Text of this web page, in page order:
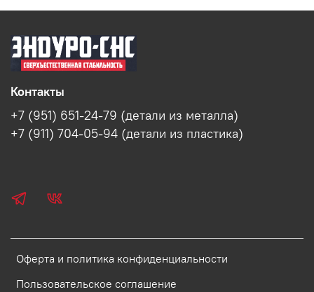
Оферта и политика конфиденциальности
Пользовательское соглашение
Контакты
+7 (951) 651-24-79 (детали из металла)
+7 (911) 704-05-94 (детали из пластика)